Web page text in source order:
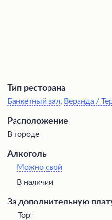
Тип ресторана
Банкетный зал, Веранда /
Расположение
В городе
Алкоголь
Можно свой
В наличии
За дополнительную
Торт